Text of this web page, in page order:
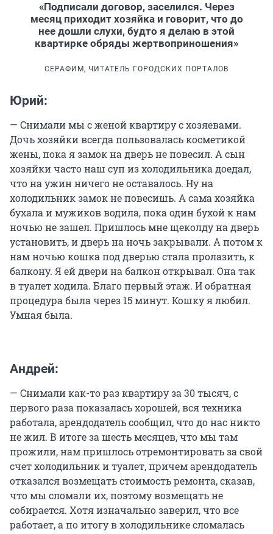
«Подписали договор, заселился. Через
месяц приходит хозяйка и говорит, что до
нее дошли слухи, будто я делаю в этой
квартирке обряды жертвоприношения»
СЕРАФИМ, ЧИТАТЕЛЬ ГОРОДСКИХ ПОРТАЛОВ
Юрий:
— Снимали мы с женой квартиру с хозяевами.
Дочь хозяйки всегда пользовалась косметикой
жены, пока я замок на дверь не повесил. А сын
хозяйки часто наш суп из холодильника доедал,
что на ужин ничего не оставалось. Ну на
холодильник замок не повесишь. А сама хозяйка
бухала и мужиков водила, пока один бухой к нам
ночью не зашел. Пришлось мне щеколду на дверь
установить, и дверь на ночь закрывали. А потом к
нам ночью кошка под дверью стала пролазить, к
балкону. Я ей двери на балкон открывал. Она так
в туалет ходила. Благо первый этаж. И обратная
процедура была через 15 минут. Кошку я любил.
Умная была.
Андрей:
— Снимали как-то раз квартиру за 30 тысяч, с
первого раза показалась хорошей, вся техника
работала, арендодатель сообщил, что до нас никто
не жил. В итоге за шесть месяцев, что мы там
прожили, нам пришлось отремонтировать за свой
счет холодильник и туалет, причем арендодатель
отказался возмещать стоимость ремонта, сказав,
что мы сломали их, поэтому возмещать не
собирается. Хотя изначально заверил, что все
работает, а по итогу в холодильнике сломалась